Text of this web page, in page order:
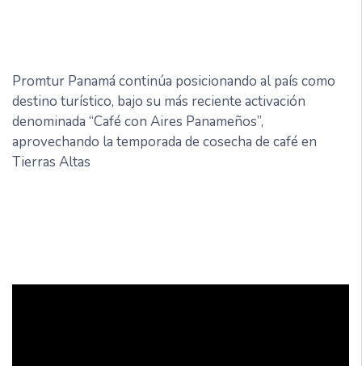
Promtur Panamá continúa posicionando al país como
destino turístico, bajo su más reciente activación
denominada “Café con Aires Panameños”,
aprovechando la temporada de cosecha de café en
Tierras Altas